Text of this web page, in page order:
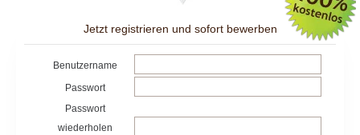
Jetzt registrieren und sofort bewerben
Benutzername
Passwort
Passwort
wiederholen